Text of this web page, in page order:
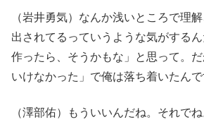
（岩井勇気）なんか浅いところで理
出されてるっていうような気がする
作ったら、そうかもな」と思って。
いけなかった」で俺は落ち着いたんで
（澤部佑）もういいんだね。それでね